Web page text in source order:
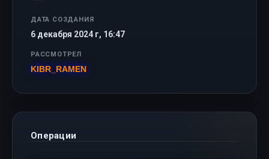
ДАТА СОЗДАНИЯ
6 декабря 2024 г, 16:47
РАССМОТРЕЛ
KIBR_RAMEN
Операции